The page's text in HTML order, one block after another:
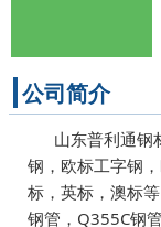
公司简介
山东普利通钢
钢，欧标工字钢
标，英标，澳标
钢管，Q355C钢